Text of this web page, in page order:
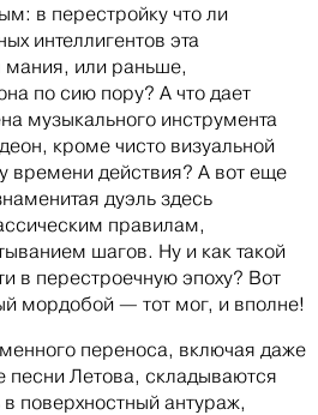
в перестройку что ли
интеллигентов эта
мания, или раньше,
по сию пору? А что дает
музыкального инструмента
кроме чисто визуальной
времени действия? А вот еще
дуэль здесь
правилам,
шагов. Ну и как такой
в перестроечную эпоху? Вот
мордобой — тот мог, и вполне!
переноса, включая даже
песни Летова, складываются
поверхностный антураж,